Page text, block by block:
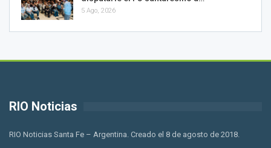
5 Ago, 2026
RIO Noticias
RIO Noticias Santa Fe – Argentina. Creado el 8 de agosto de 2018.